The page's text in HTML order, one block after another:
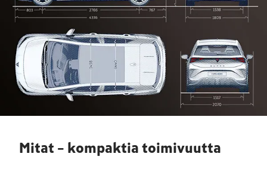
Mitat – kompaktia toimivuutta